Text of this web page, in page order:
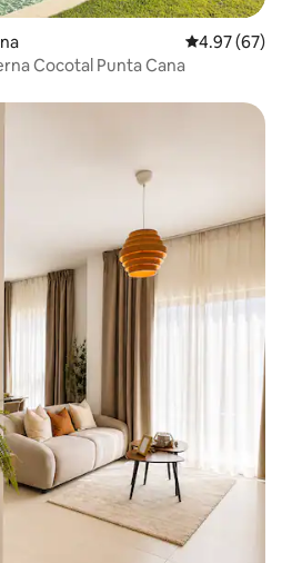
Calificación
4.97 (67)
Cocotal Punta Cana